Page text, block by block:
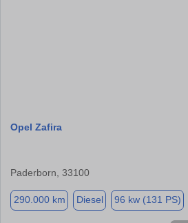
Opel Zafira
Paderborn, 33100
290.000 km Diesel 96 kw (131 PS)